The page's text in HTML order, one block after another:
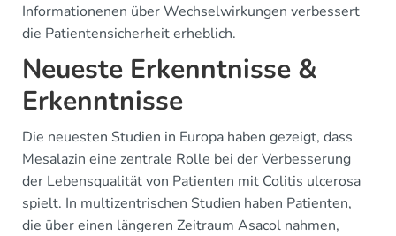
Informationenen über Wechselwirkungen verbessert
die Patientensicherheit erheblich.
Neueste Erkenntnisse &
Erkenntnisse
Die neuesten Studien in Europa haben gezeigt, dass
Mesalazin eine zentrale Rolle bei der Verbesserung
der Lebensqualität von Patienten mit Colitis ulcerosa
spielt. In multizentrischen Studien haben Patienten,
die über einen längeren Zeitraum Asacol nahmen,